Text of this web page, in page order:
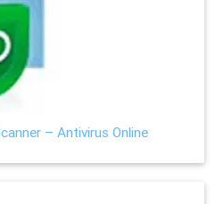
– Antivirus Online